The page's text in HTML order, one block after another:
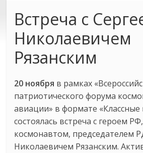
Встреча с
Николаевичем
Рязанским
20 ноября в рамках
патриотического форума
авиации» в формате «Классные
состоялась встреча с героем
космонавтом, председателем
Николаевичем Рязанским.